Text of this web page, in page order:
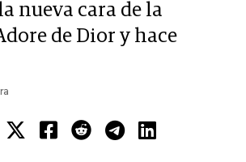
nueva cara de la
de Dior y hace